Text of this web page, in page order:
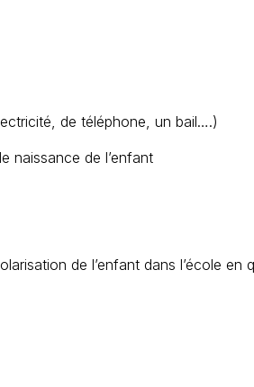
de téléphone, un bail….)
naissance de l’enfant
de l’enfant dans l’école en